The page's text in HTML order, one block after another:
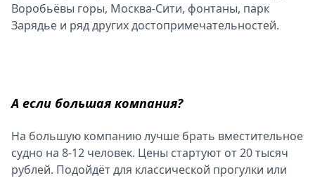
Воробьёвы горы, Москва-Сити, фонтаны, парк
Зарядье и ряд других достопримечательностей.
А если большая компания?
На большую компанию лучше брать вместительное
судно на 8-12 человек. Цены стартуют от 20 тысяч
рублей. Подойдёт для классической прогулки или